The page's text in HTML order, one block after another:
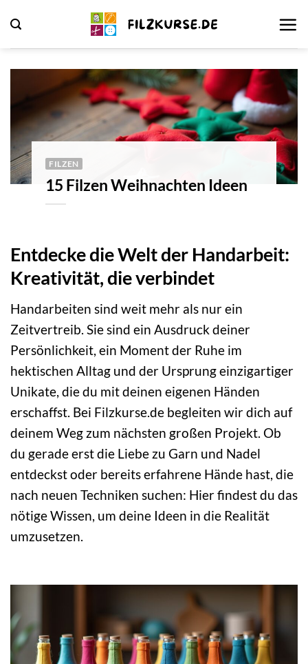
Inhalt
springen
FILZEN
15 Filzen Weihnachten Ideen
Entdecke die Welt der Handarbeit:
Kreativität, die verbindet
Handarbeiten sind weit mehr als nur ein
Zeitvertreib. Sie sind ein Ausdruck deiner
Persönlichkeit, ein Moment der Ruhe im
hektischen Alltag und der Ursprung einzigartiger
Unikate, die du mit deinen eigenen Händen
erschaffst. Bei Filzkurse.de begleiten wir dich auf
deinem Weg zum nächsten großen Projekt. Ob
du gerade erst die Liebe zu Garn und Nadel
entdeckst oder bereits erfahrene Hände hast, die
nach neuen Techniken suchen: Hier findest du das
nötige Wissen, um deine Ideen in die Realität
umzusetzen.